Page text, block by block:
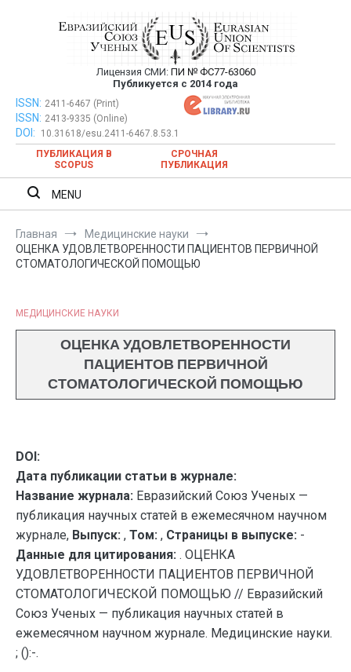
Евразийский Союз Ученых —
публикация научных статей в
ежемесячном научном журнале
Лицензия СМИ: ПИ № ФС77-63060
Публикуется с 2014 года
Евразийский Союз Ученых — публикация научных статей в
ежемесячном научном журнале
ISSN: 2411-6467 (Print)
ISSN: 2413-9335 (Online)
DOI:
10.31618/esu.2411-6467.8.53.1
ПУБЛИКАЦИЯ В
SCOPUS
СРОЧНАЯ
ПУБЛИКАЦИЯ
MENU
Главная
Медицинские науки
ОЦЕНКА УДОВЛЕТВОРЕННОСТИ ПАЦИЕНТОВ ПЕРВИЧНОЙ
СТОМАТОЛОГИЧЕСКОЙ ПОМОЩЬЮ
МЕДИЦИНСКИЕ НАУКИ
ОЦЕНКА УДОВЛЕТВОРЕННОСТИ
ПАЦИЕНТОВ ПЕРВИЧНОЙ
СТОМАТОЛОГИЧЕСКОЙ ПОМОЩЬЮ
DOI:
Дата публикации статьи в журнале:
Название журнала: Евразийский Союз Ученых —
публикация научных статей в ежемесячном научном
журнале, Выпуск: , Том: , Страницы в выпуске: -
Данные для цитирования: . ОЦЕНКА
УДОВЛЕТВОРЕННОСТИ ПАЦИЕНТОВ ПЕРВИЧНОЙ
СТОМАТОЛОГИЧЕСКОЙ ПОМОЩЬЮ // Евразийский
Союз Ученых — публикация научных статей в
ежемесячном научном журнале. Медицинские науки.
; ():-.